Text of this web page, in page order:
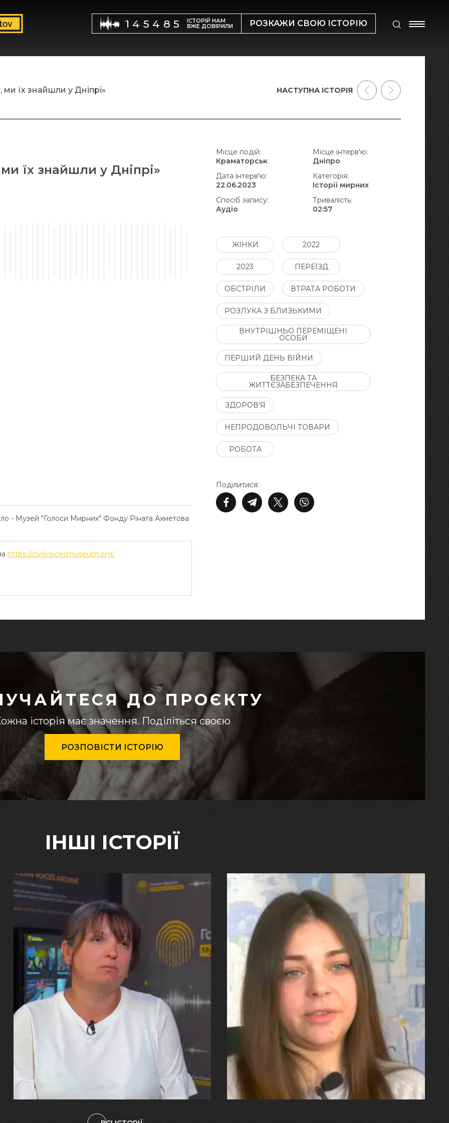
145485 ІСТОРІЙ НАМ
ВЖЕ ДОВІРИЛИ РОЗКАЖИ СВОЮ ІСТОРІЮ
ми їх знайшли у Дніпрі»
- Музей "Голоси Мирних" Фонду Ріната Ахметова
https://civilvoicesmuseum.org/
ми їх знайшли у Дніпрі»
Поділитися:
Місце подій:
Краматорськ
Місце інтерв'ю:
Дніпро
Дата інтерв'ю:
22.06.2023
Категорія:
Історії мирних
Спосіб запису:
Аудіо
Тривалість:
02:57
ЖІНКИ 2022
2023 ПЕРЕЇЗД
ОБСТРІЛИ ВТРАТА РОБОТИ
РОЗЛУКА З БЛИЗЬКИМИ
ВНУТРІШНЬО ПЕРЕМІЩЕНІ
ОСОБИ
ПЕРШИЙ ДЕНЬ ВІЙНИ
БЕЗПЕКА ТА
ЖИТТЄЗАБЕЗПЕЧЕННЯ
ЗДОРОВ'Я
НЕПРОДОВОЛЬЧІ ТОВАРИ
РОБОТА
НАСТУПНА ІСТОРІЯ
ДО ПРОЄКТУ
історія має значення. Поділіться своєю
РОЗПОВІСТИ ІСТОРІЮ
ІНШІ ІСТОРІЇ
29.07.2026
Марина, Ваїд та Аміна Харченко
"Попри всі втрати, ми не
зламалися: тепер я бачу
свого вбитого чоловіка у
наших дітях"
27.07.2026
"Я перенесла 11 операцій, та
плакала від фантомного
болю. Але маленька донька
бере за руку і змушує йти
далі"